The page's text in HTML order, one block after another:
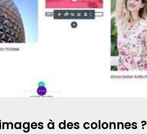
à des colonnes ?